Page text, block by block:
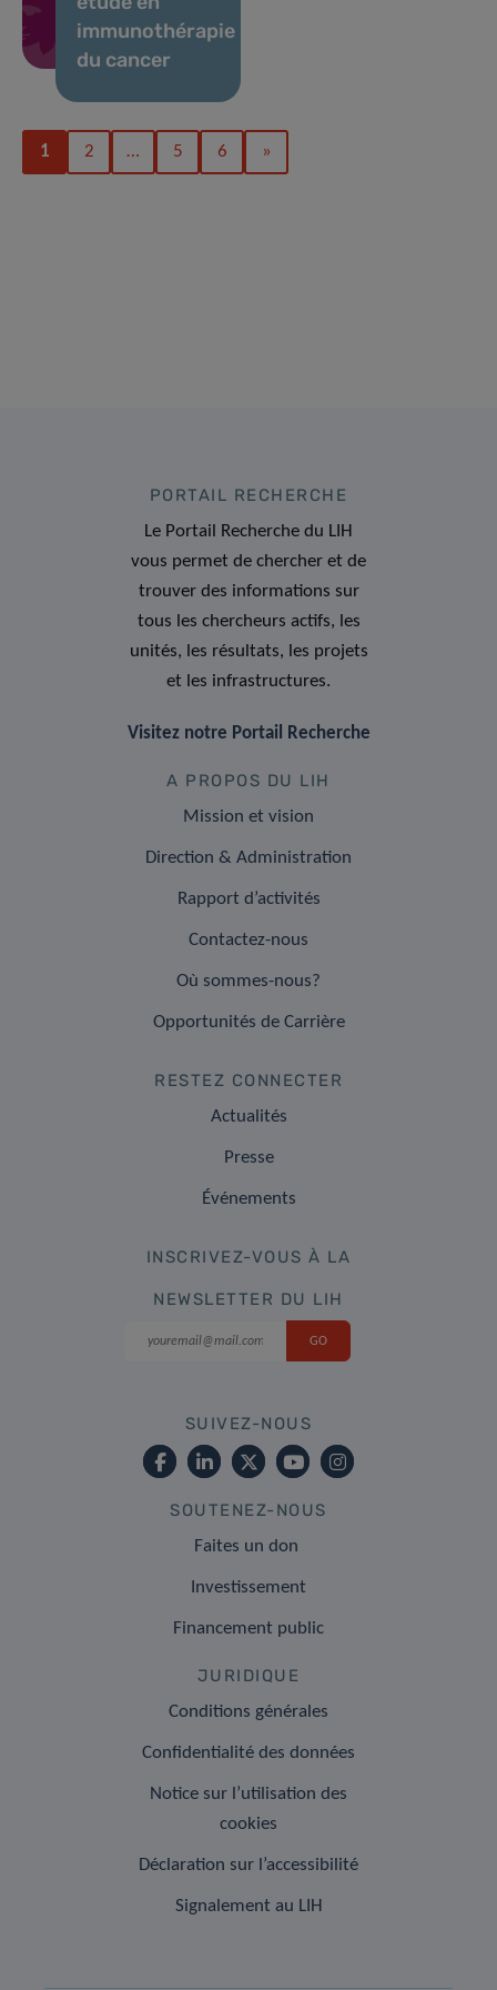
immunothérapie
du cancer
1 2 … 5 6 »
PORTAIL RECHERCHE
Le Portail Recherche du LIH
vous permet de chercher et de
trouver des informations sur
tous les chercheurs actifs, les
unités, les résultats, les projets
et les infrastructures.
Visitez notre Portail Recherche
A PROPOS DU LIH
Mission et vision
Direction & Administration
Rapport d’activités
Contactez-nous
Où sommes-nous?
Opportunités de Carrière
RESTEZ CONNECTER
Actualités
Presse
Événements
INSCRIVEZ-VOUS À LA
NEWSLETTER DU LIH
SUIVEZ-NOUS
SOUTENEZ-NOUS
Faites un don
Investissement
Financement public
JURIDIQUE
Conditions générales
Confidentialité des données
Notice sur l’utilisation des
cookies
Déclaration sur l’accessibilité
Signalement au LIH